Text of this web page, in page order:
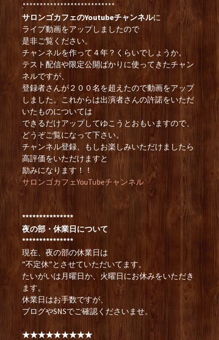
.***************************
サロンゴカフェのYoutubeチャンネルに
ライブ動画をアップしましたので
是非ご覧ください。
チャンネルを作って４年？くらいでしょうか。
テスト配信や限定公開ばかりに使ってきたチャン
ネルですが、
登録者さんが２００名を超えたので動画をアップ
しました。これからは出演者さんの許諾をいただ
いたものについては
できるだけアップしてゆこうとおもいますので、
どうぞご覧になって下さい。
チャンネル登録、もしお楽しみいただけましたら
高評価をいただけますと
励みになります！！
サロンゴカフェYouTubeチャンネル
***************
夜の部・休業日について
***************
現在、夜の部の休業日は
”不定休”とさせていただいてます。
たいがいは月曜日か、火曜日にお休みをいただき
ます。
休業日はお手数ですが、
ブログやSNSでご確認くださいませ。
★★★★★★★★★